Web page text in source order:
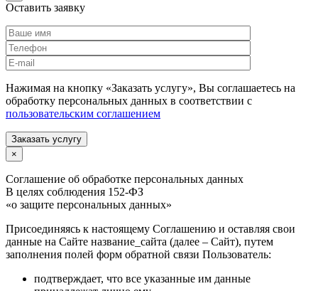
Оставить заявку
Нажимая на кнопку «Заказать услугу», Вы соглашаетесь на
обработку персональных данных в соответствии с
пользовательским соглашением
Заказать услугу
×
Соглашение об обработке персональных данных
В целях соблюдения 152-ФЗ
«о защите персональных данных»
Присоединяясь к настоящему Соглашению и оставляя свои
данные на Сайте название_сайта (далее – Сайт), путем
заполнения полей форм обратной связи Пользователь:
подтверждает, что все указанные им данные